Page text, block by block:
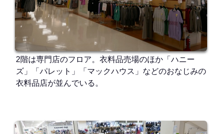
2階は専門店のフロア。衣料品売場のほか「ハニー
ズ」「パレット」「マックハウス」などのおなじみの
衣料品店が並んでいる。